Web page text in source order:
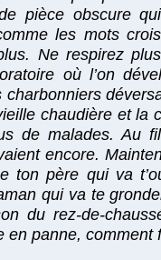
pièce obscure
les mots
Ne respirez
où l’on
chaudière et la
de malades. Au
encore.
ton père qui va
qui va te
du rez-de-
en panne,